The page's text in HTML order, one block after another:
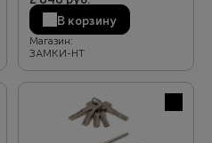
В корзину
Магазин:
ЗАМКИ-НТ
В